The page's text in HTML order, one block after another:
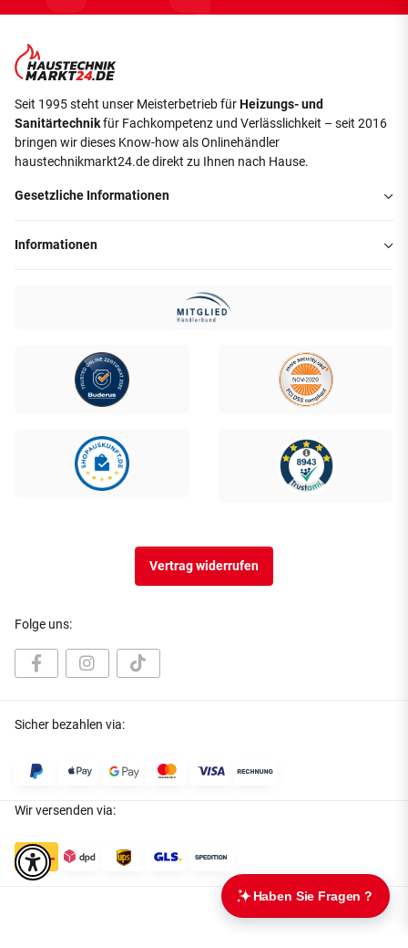
Seit 1995 steht unser Meisterbetrieb fürHeizungs- und
Sanitärtechnikfür Fachkompetenz und Verlässlichkeit – seit 2016
bringen wir dieses Know-how als Onlinehändler
haustechnikmarkt24.de direkt zu Ihnen nach Hause.
Gesetzliche Informationen
Informationen
Vertrag widerrufen
Folge uns:
Sicher bezahlen via:
Wir versenden via: